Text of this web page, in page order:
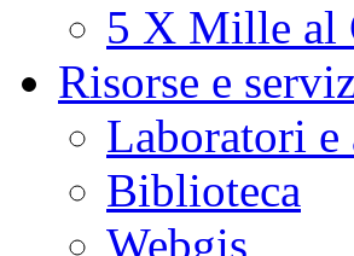
5 X Mille al
Risorse e
Laboratori e
Biblioteca
Webgis